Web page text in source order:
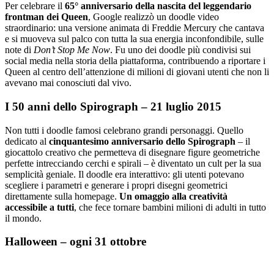
Per celebrare il 65° anniversario della nascita del leggendario
frontman dei Queen, Google realizzò un doodle video
straordinario: una versione animata di Freddie Mercury che cantava
e si muoveva sul palco con tutta la sua energia inconfondibile, sulle
note di Don’t Stop Me Now. Fu uno dei doodle più condivisi sui
social media nella storia della piattaforma, contribuendo a riportare i
Queen al centro dell’attenzione di milioni di giovani utenti che non li
avevano mai conosciuti dal vivo.
I 50 anni dello Spirograph – 21 luglio 2015
Non tutti i doodle famosi celebrano grandi personaggi. Quello
dedicato al cinquantesimo anniversario dello Spirograph – il
giocattolo creativo che permetteva di disegnare figure geometriche
perfette intrecciando cerchi e spirali – è diventato un cult per la sua
semplicità geniale. Il doodle era interattivo: gli utenti potevano
scegliere i parametri e generare i propri disegni geometrici
direttamente sulla homepage. Un omaggio alla creatività
accessibile a tutti, che fece tornare bambini milioni di adulti in tutto
il mondo.
Halloween – ogni 31 ottobre